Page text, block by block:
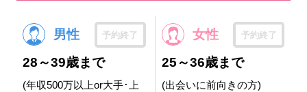
男性 予約終了
28～39歳まで
(年収500万以上or大手･上
女性 予約終了
25～36歳まで
(出会いに前向きの方)